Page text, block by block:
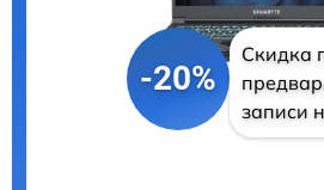
-20%
Скидка
записи